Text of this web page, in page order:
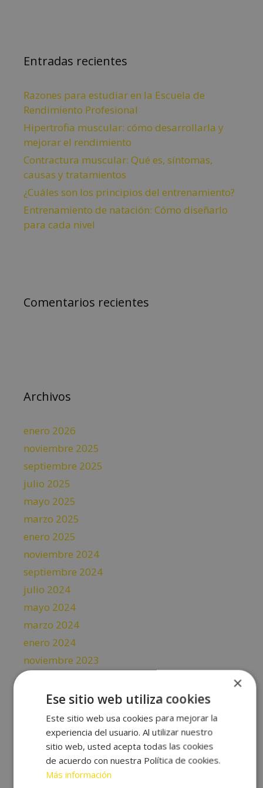
Entradas recientes
Razones para estudiar en la Escuela de
Rendimiento Profesional
Hipertrofia muscular: cómo desarrollarla y
mejorar el rendimiento
Contractura muscular: Qué es, síntomas,
causas y tratamientos
¿Cuáles son los principios del entrenamiento?
Entrenamiento de natación: Cómo diseñarlo
para cada nivel
Comentarios recientes
Archivos
enero 2026
noviembre 2025
septiembre 2025
julio 2025
mayo 2025
marzo 2025
enero 2025
noviembre 2024
septiembre 2024
julio 2024
mayo 2024
marzo 2024
enero 2024
noviembre 2023
julio 2023
mayo 2023
abril 2023
febrero 2023
diciembre 2022
×
Ese sitio web utiliza cookies
Este sitio web usa cookies para mejorar la
experiencia del usuario. Al utilizar nuestro
sitio web, usted acepta todas las cookies
de acuerdo con nuestra Política de cookies.
Más información